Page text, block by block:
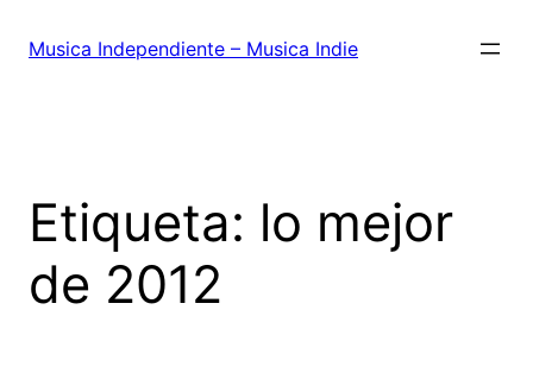
Musica Independiente – Musica Indie
Etiqueta: lo mejor
de 2012